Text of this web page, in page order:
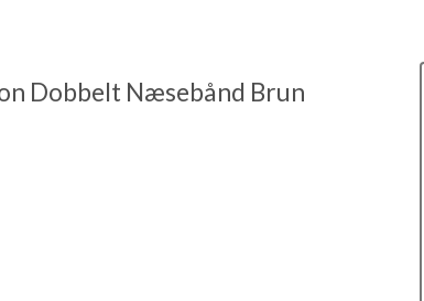
Dobbelt Næsebånd Brun